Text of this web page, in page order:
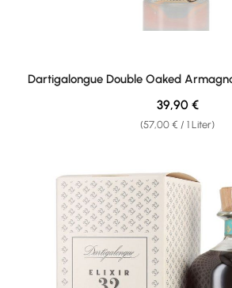
Dartigalongue Double Oaked
(57,00 € / 1 Liter)
Regulärer
39,90 €